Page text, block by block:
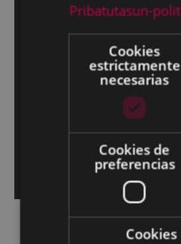
Pribatutasun-
Cookies
estrictamente
necesarias
Cookies de
preferencias